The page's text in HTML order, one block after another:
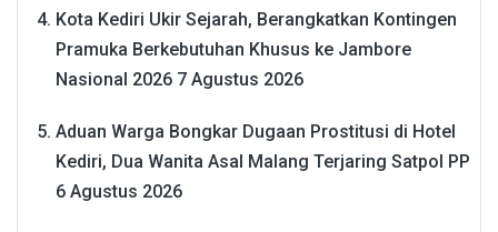
Kota Kediri Ukir Sejarah, Berangkatkan Kontingen
Pramuka Berkebutuhan Khusus ke Jambore
Nasional 2026 7 Agustus 2026
Aduan Warga Bongkar Dugaan Prostitusi di Hotel
Kediri, Dua Wanita Asal Malang Terjaring Satpol PP
6 Agustus 2026